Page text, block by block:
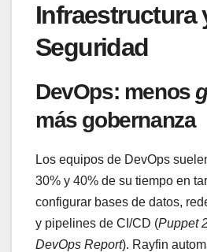
Infraestructura
Seguridad
DevOps: menos
más gobernanza
Los equipos de DevOps
30% y 40% de su tiempo en
configurar bases de datos,
y pipelines de CI/CD (Puppet
DevOps Report). Rayfin